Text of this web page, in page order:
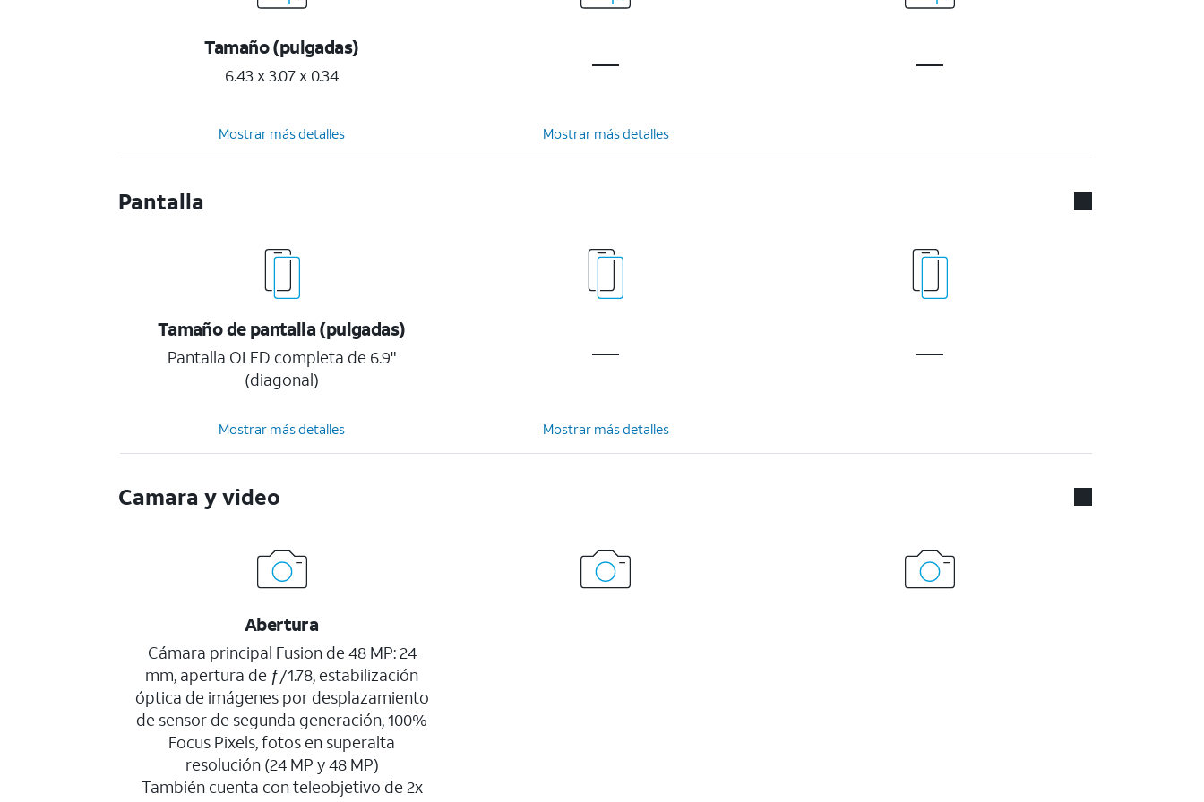
Tamaño (pulgadas)
6.43 x 3.07 x 0.34
Mostrar más detalles Mostrar más detalles
Pantalla
Tamaño de pantalla (pulgadas)
Pantalla OLED completa de 6.9"
(diagonal)
Mostrar más detalles Mostrar más detalles
Camara y video
Abertura
Cámara principal Fusion de 48 MP: 24
mm, apertura de ƒ/1.78, estabilización
óptica de imágenes por desplazamiento
de sensor de segunda generación, 100%
Focus Pixels, fotos en superalta
resolución (24 MP y 48 MP)
También cuenta con teleobjetivo de 2x